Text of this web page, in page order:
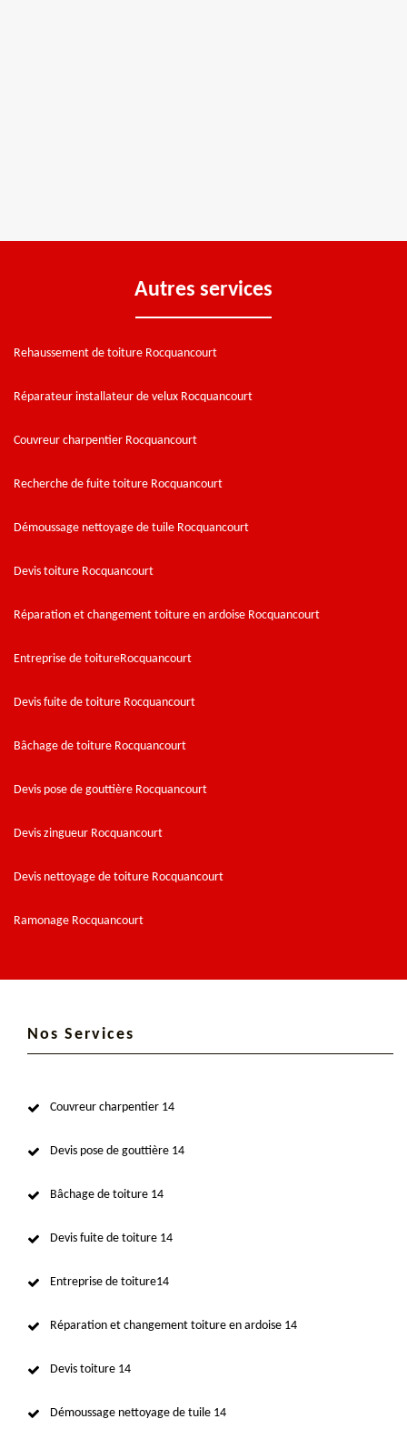
Autres services
Rehaussement de toiture Rocquancourt
Réparateur installateur de velux Rocquancourt
Couvreur charpentier Rocquancourt
Recherche de fuite toiture Rocquancourt
Démoussage nettoyage de tuile Rocquancourt
Devis toiture Rocquancourt
Réparation et changement toiture en ardoise Rocquancourt
Entreprise de toitureRocquancourt
Devis fuite de toiture Rocquancourt
Bâchage de toiture Rocquancourt
Devis pose de gouttière Rocquancourt
Devis zingueur Rocquancourt
Devis nettoyage de toiture Rocquancourt
Ramonage Rocquancourt
Nos Services
Couvreur charpentier 14
Devis pose de gouttière 14
Bâchage de toiture 14
Devis fuite de toiture 14
Entreprise de toiture14
Réparation et changement toiture en ardoise 14
Devis toiture 14
Démoussage nettoyage de tuile 14